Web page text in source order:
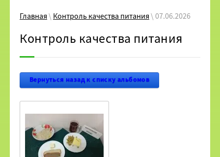
Главная\Контроль качества питания\ 07.06.2026
Контроль качества питания
Вернуться назад к списку альбомов